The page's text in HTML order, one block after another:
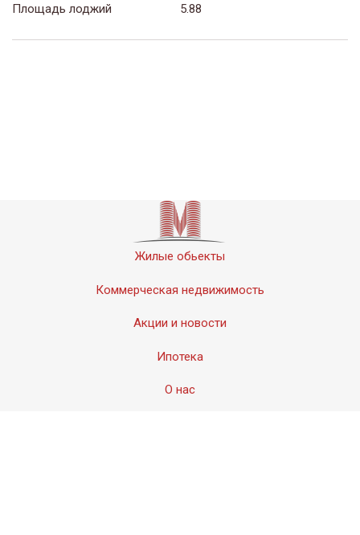
Площадь лоджий
5.88
Жилые обьекты
Коммерческая недвижимость
Акции и новости
Ипотека
О нас